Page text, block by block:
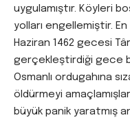
uygulamıştır. Köyleri
yolları engellemiştir.
Haziran 1462 gecesi
gerçekleştirdiği gece
Osmanlı ordugahına
öldürmeyi
büyük panik yaratmış